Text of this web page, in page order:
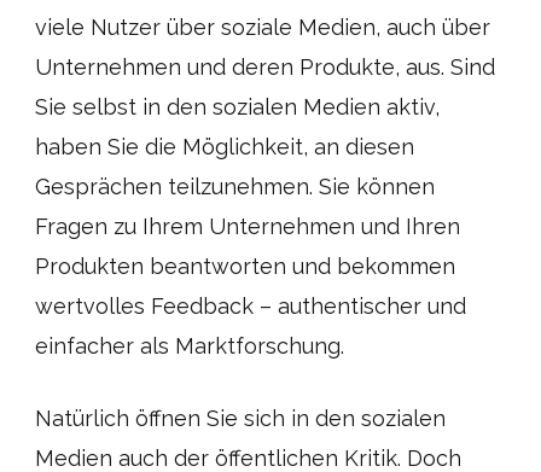
viele Nutzer über soziale Medien, auch über
Unternehmen und deren Produkte, aus. Sind
Sie selbst in den sozialen Medien aktiv,
haben Sie die Möglichkeit, an diesen
Gesprächen teilzunehmen. Sie können
Fragen zu Ihrem Unternehmen und Ihren
Produkten beantworten und bekommen
wertvolles Feedback – authentischer und
einfacher als Marktforschung.
Natürlich öffnen Sie sich in den sozialen
Medien auch der öffentlichen Kritik. Doch